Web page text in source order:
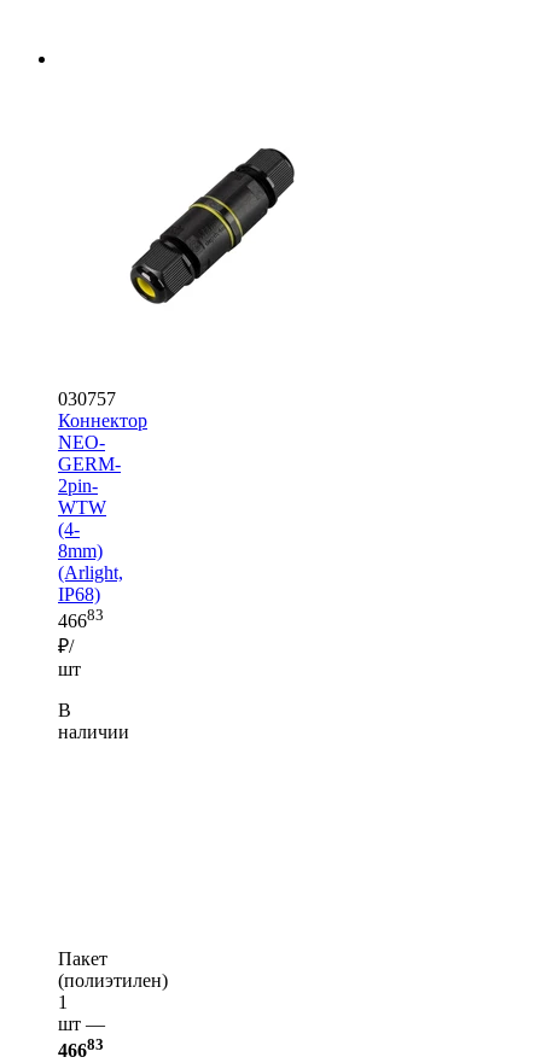
030757
Коннектор
NEO-
GERM-
2pin-
WTW
(4-
8mm)
(Arlight,
IP68)
46683
₽/
шт
В
наличии
Пакет
(полиэтилен)
1
шт —
46683